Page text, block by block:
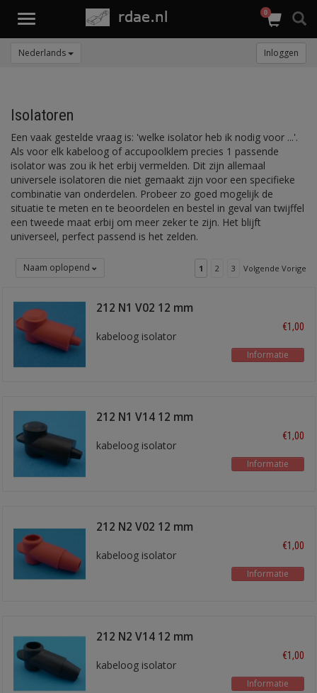
Toggle
0
Nederlands Inloggen
Isolatoren
Een vaak gestelde vraag is: 'welke isolator heb ik nodig voor ...'.
Als voor elk kabeloog of accupoolklem precies 1 passende
isolator was zou ik het erbij vermelden. Dit zijn allemaal
universele isolatoren die niet gemaakt zijn voor een specifieke
combinatie van onderdelen. Probeer zo goed mogelijk de
situatie te meten en te beoordelen en bestel in geval van twijffel
een tweede maat erbij om meer zeker te zijn. Het blijft
universeel, perfect passend is het zelden.
Naam oplopend 1 2 3 Volgende Vorige
212 N1 V02 12 mm
kabeloog isolator
€1,00
Informatie
212 N1 V14 12 mm
kabeloog isolator
€1,00
Informatie
212 N2 V02 12 mm
kabeloog isolator
€1,00
Informatie
212 N2 V14 12 mm
kabeloog isolator
€1,00
Informatie